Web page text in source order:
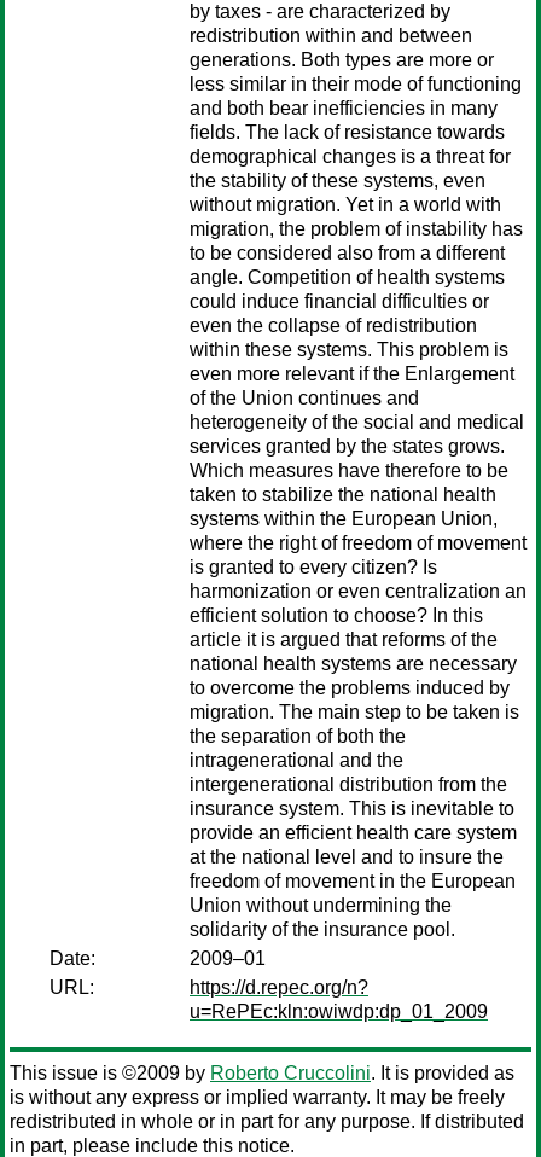
by taxes - are characterized by
redistribution within and between
generations. Both types are more or
less similar in their mode of functioning
and both bear inefficiencies in many
fields. The lack of resistance towards
demographical changes is a threat for
the stability of these systems, even
without migration. Yet in a world with
migration, the problem of instability has
to be considered also from a different
angle. Competition of health systems
could induce financial difficulties or
even the collapse of redistribution
within these systems. This problem is
even more relevant if the Enlargement
of the Union continues and
heterogeneity of the social and medical
services granted by the states grows.
Which measures have therefore to be
taken to stabilize the national health
systems within the European Union,
where the right of freedom of movement
is granted to every citizen? Is
harmonization or even centralization an
efficient solution to choose? In this
article it is argued that reforms of the
national health systems are necessary
to overcome the problems induced by
migration. The main step to be taken is
the separation of both the
intragenerational and the
intergenerational distribution from the
insurance system. This is inevitable to
provide an efficient health care system
at the national level and to insure the
freedom of movement in the European
Union without undermining the
solidarity of the insurance pool.
Date:
2009–01
URL:
https://d.repec.org/n?
u=RePEc:kln:owiwdp:dp_01_2009
This issue is ©2009 by Roberto Cruccolini. It is provided as
is without any express or implied warranty. It may be freely
redistributed in whole or in part for any purpose. If distributed
in part, please include this notice.